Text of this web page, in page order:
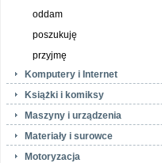
oddam
poszukuję
przyjmę
Komputery i Internet
Książki i komiksy
Maszyny i urządzenia
Materiały i surowce
Motoryzacja